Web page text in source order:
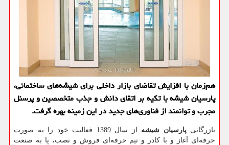
هم‌زمان با افزایش تقاضای بازار داخلی برای شیشه‌های ساختمانی،
پارسیان شیشه با تكیه بر اتقای دانش و جذب متخصصین و پرسنل
مجرب و توانمند از فناوری‌های جدید در این زمینه بهره گرفت.
بازرگانی پارسیان شیشه
از سال 1389 فعالیت خود را به صورت
حرفه‌ای آغاز و با کادر و تیم حرفه‌ای فروش و نصب، پا به صنعت